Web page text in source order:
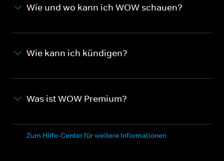
Wie und wo kann ich WOW schauen?
Wie kann ich kündigen?
Was ist WOW Premium?
Zum Hilfe-Center für weitere Informationen